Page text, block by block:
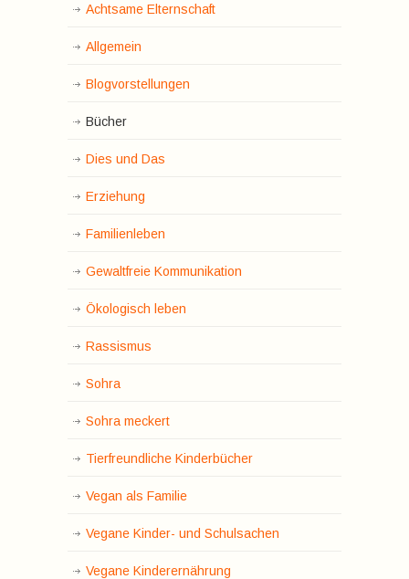
Achtsame Elternschaft
Allgemein
Blogvorstellungen
Bücher
Dies und Das
Erziehung
Familienleben
Gewaltfreie Kommunikation
Ökologisch leben
Rassismus
Sohra
Sohra meckert
Tierfreundliche Kinderbücher
Vegan als Familie
Vegane Kinder- und Schulsachen
Vegane Kinderernährung